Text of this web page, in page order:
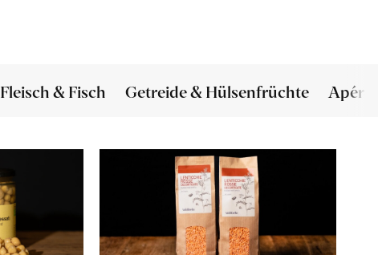
Fleisch & Fisch Getreide & Hülsenfrüchte Apéro